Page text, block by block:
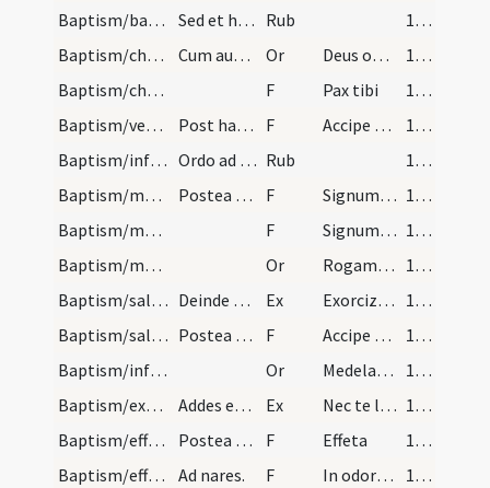
Baptism/baptismal font/2
Sed et hoc in modum crucis facere debet primum in… Rub
125 (61r)
Baptism/chrism/1
Cum autem infantes elevati fuerint a fonte, pedib… Or Deus omnipotens ... qui te regeneravit
126 (61v)
Baptism/chrism/7
F Pax tibi
126 (61v)
Baptism/vestment/8
Post haec cappam ponat super caput eius dicens. F Accipe cappam vestem
126 (61v)
Baptism/infirmity/3
Ordo ad baptizandum infirmum. Si infirmus infans… Rub
127 (62r)
Baptism/marking/9
Postea suffla in faciem eius dicens. F Signum sanctae Crucis ... tuam pono.
127 (62r)
Baptism/marking/10
F Signum sanctae Crucis ... pectus tuum.
127 (62r)
Baptism/marking/2
Or Rogamus te
127 (62r)
Baptism/salt/1
Deinde benedic sal hoc modo. Ex Exorcizo te creatura salis
127 (62r)
Baptism/salt/11
Postea mittat sal in os eius et dicat. F Accipe salem
128 (62v)
Baptism/infirmity/3
Or Medelam tuam
128 (62v)
Baptism/exorcism/2
Addes etiam istam et catechiza capita singulorum… Ex Nec te latet
129 (63r)
Baptism/effeta/12
Postea tangat aures sinistras singulorum cum sput… F Effeta
129 (63r)
Baptism/effeta/13
Ad nares. F In odorem suavitatis.
129 (63r)